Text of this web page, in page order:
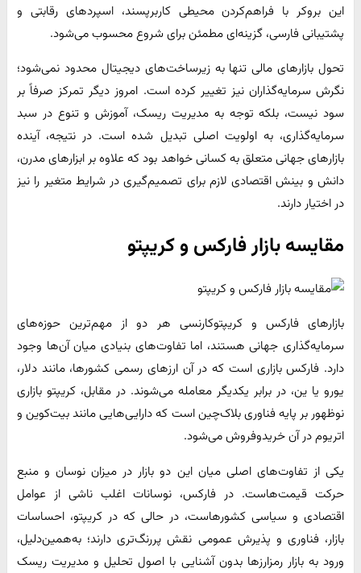
این بروکر با فراهم‌کردن محیطی کاربرپسند، اسپردهای رقابتی و
پشتیبانی فارسی، گزینه‌ای مطمئن برای شروع محسوب می‌شود.
تحول بازارهای مالی تنها به زیرساخت‌های دیجیتال محدود نمی‌شود؛
نگرش سرمایه‌گذاران نیز تغییر کرده است. امروز دیگر تمرکز صرفاً بر
سود نیست، بلکه توجه به مدیریت ریسک، آموزش و تنوع در سبد
سرمایه‌گذاری، به اولویت اصلی تبدیل شده است. در نتیجه، آینده
بازارهای جهانی متعلق به کسانی خواهد بود که علاوه بر ابزارهای مدرن،
دانش و بینش اقتصادی لازم برای تصمیم‌گیری در شرایط متغیر را نیز
در اختیار دارند.
مقایسه بازار فارکس و کریپتو
بازارهای فارکس و کریپتوکارنسی هر دو از مهم‌ترین حوزه‌های
سرمایه‌گذاری جهانی هستند، اما تفاوت‌های بنیادی میان آن‌ها وجود
دارد. فارکس بازاری است که در آن ارزهای رسمی کشورها، مانند دلار،
یورو یا ین، در برابر یکدیگر معامله می‌شوند. در مقابل، کریپتو بازاری
نوظهور بر پایه فناوری بلاک‌چین است که دارایی‌هایی مانند بیت‌کوین و
اتریوم در آن خریدوفروش می‌شود.
یکی از تفاوت‌های اصلی میان این دو بازار در میزان نوسان و منبع
حرکت قیمت‌هاست. در فارکس، نوسانات اغلب ناشی از عوامل
اقتصادی و سیاسی کشورهاست، در حالی که در کریپتو، احساسات
بازار، فناوری و پذیرش عمومی نقش پررنگ‌تری دارند؛ به‌همین‌دلیل،
ورود به بازار رمزارزها بدون آشنایی با اصول تحلیل و مدیریت ریسک